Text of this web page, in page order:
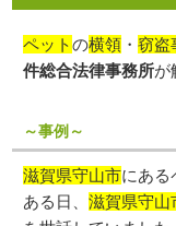
ペットの横領 ・窃盗
件総合法律事務所が
～事例～
滋賀県守山市にある
ある日、滋賀県守山